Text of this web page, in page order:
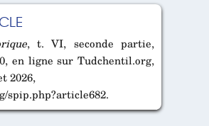
, t. VI, seconde partie,
en ligne sur Tudchentil.org,
2026,
spip.php?article682.